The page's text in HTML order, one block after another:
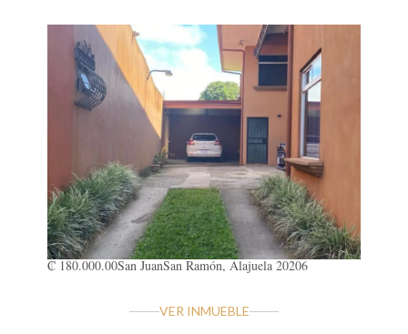
₡ 180.000.00San JuanSan Ramón, Alajuela 20206
VER INMUEBLE